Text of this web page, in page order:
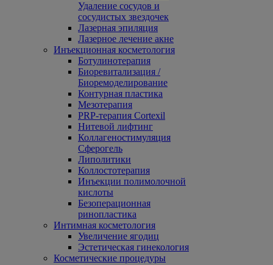
Удаление сосудов и
сосудистых звездочек
Лазерная эпиляция
Лазерное лечение акне
Инъекционная косметология
Ботулинотерапия
Биоревитализация /
Биоремоделирование
Контурная пластика
Мезотерапия
PRP-терапия Cortexil
Нитевой лифтинг
Коллагеностимуляция
Сферогель
Липолитики
Коллостотерапия
Инъекции полимолочной
кислоты
Безоперационная
ринопластика
Интимная косметология
Увеличение ягодиц
Эстетическая гинекология
Косметические процедуры